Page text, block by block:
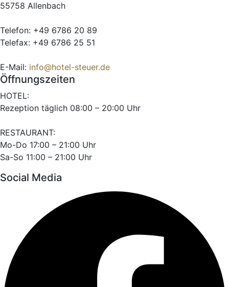
55758 Allenbach
Telefon: +49 6786 20 89
Telefax: +49 6786 25 51
E-Mail: info@hotel-steuer.de
Öffnungszeiten
HOTEL:
Rezeption täglich 08:00 – 20:00 Uhr
RESTAURANT:
Mo-Do 17:00 – 21:00 Uhr
Sa-So 11:00 – 21:00 Uhr
Social Media